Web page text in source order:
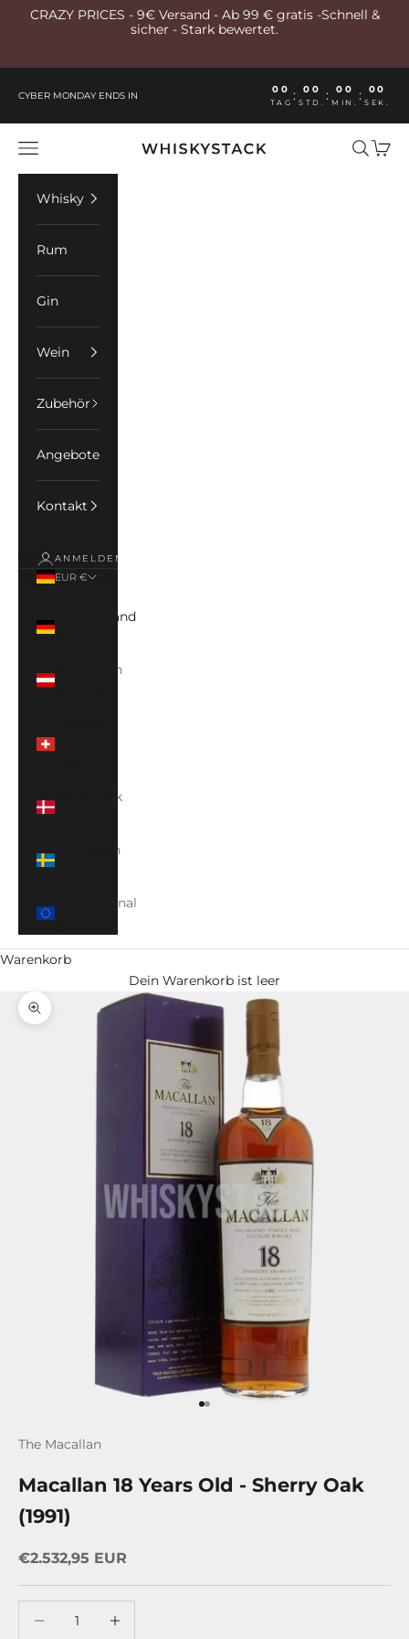
Zum Inhalt springen
CRAZY PRICES - 9€ Versand - Ab 99 € gratis -Schnell &
sicher - Stark bewertet.
CYBER MONDAY ENDS IN 00
TAG : 00
STD. : 00
MIN. : 00
SEK.
Whiskystack Germany
Menü Suchen
Whisky
Rum
Gin
Wein
Zubehör
Angebote
Kontakt
ANMELDEN
EUR €
Deutschland
Österreich
Dänemark
Schweden
International
Warenkorb
Dein Warenkorb ist leer
Bild vergrößern
Gehe zu Element 1
Gehe zu Element 2
The Macallan
Macallan 18 Years Old - Sherry Oak
(1991)
Angebot
€2.532,95 EUR